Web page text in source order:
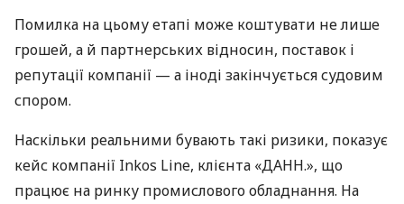
Помилка на цьому етапі може коштувати не лише
грошей, а й партнерських відносин, поставок і
репутації компанії — а іноді закінчується судовим
спором.
Наскільки реальними бувають такі ризики, показує
кейс компанії Inkos Line, клієнта «ДАНН.», що
працює на ринку промислового обладнання. На